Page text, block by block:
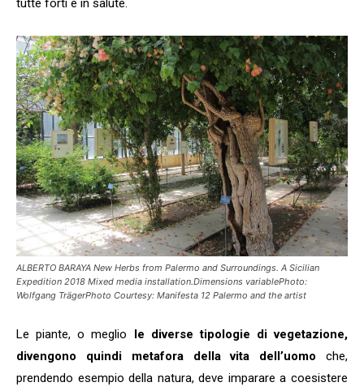
ALBERTO BARAYA New Herbs from Palermo and Surroundings. A Sicilian
Expedition 2018 Mixed media installation.Dimensions variablePhoto:
Wolfgang TrägerPhoto Courtesy: Manifesta 12 Palermo and the artist
Le piante, o meglio le diverse tipologie di vegetazione,
divengono quindi metafora della vita dell’uomo che,
prendendo esempio della natura, deve imparare a coesistere